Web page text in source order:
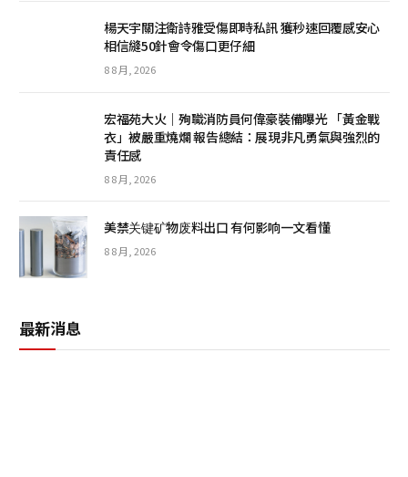
楊天宇關注衛詩雅受傷即時私訊 獲秒速回覆感安心
相信縫50針會令傷口更仔細
8 8 月, 2026
宏福苑大火｜殉職消防員何偉豪裝備曝光 「黃金戰
衣」被嚴重燒爛 報告總結：展現非凡勇氣與強烈的
責任感
8 8 月, 2026
美禁关键矿物废料出口 有何影响一文看懂
8 8 月, 2026
最新消息